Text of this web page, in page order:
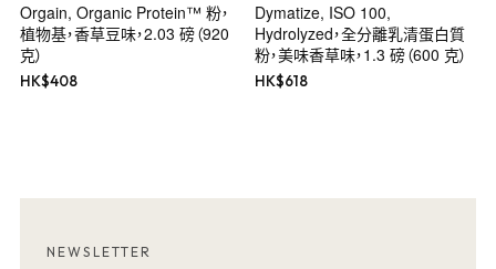
Orgain, Organic Protein™ 粉，
植物基，香草豆味，2.03 磅（920
克）
HK$408
Dymatize, ISO 100,
Hydrolyzed，全分離乳清蛋白質
粉，美味香草味，1.3 磅（600 克）
HK$618
NEWSLETTER